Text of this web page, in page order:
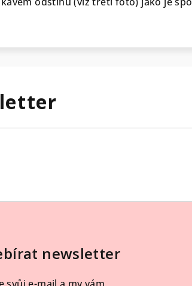
newsletter
svůj e-mail a my vám